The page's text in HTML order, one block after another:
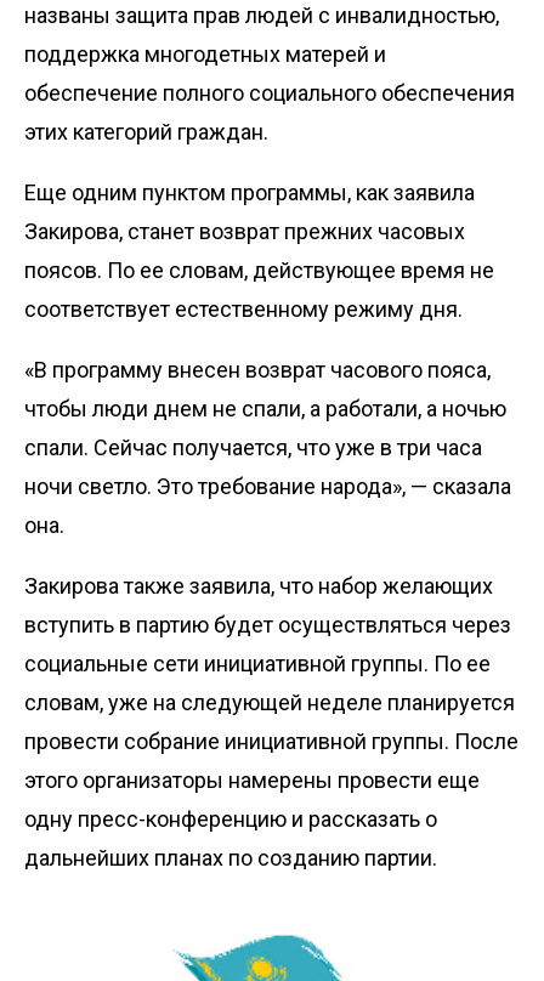
названы защита прав людей с инвалидностью,
поддержка многодетных матерей и
обеспечение полного социального обеспечения
этих категорий граждан.
Еще одним пунктом программы, как заявила
Закирова, станет возврат прежних часовых
поясов. По ее словам, действующее время не
соответствует естественному режиму дня.
«В программу внесен возврат часового пояса,
чтобы люди днем не спали, а работали, а ночью
спали. Сейчас получается, что уже в три часа
ночи светло. Это требование народа», — сказала
она.
Закирова также заявила, что набор желающих
вступить в партию будет осуществляться через
социальные сети инициативной группы. По ее
словам, уже на следующей неделе планируется
провести собрание инициативной группы. После
этого организаторы намерены провести еще
одну пресс-конференцию и рассказать о
дальнейших планах по созданию партии.